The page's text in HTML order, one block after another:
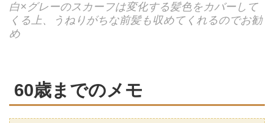
白×グレーのスカーフは変化する髪色をカバーして
くる上、うねりがちな前髪も収めてくれるのでお勧
め
60歳までのメモ